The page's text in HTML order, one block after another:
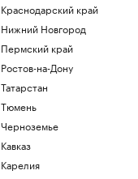
Краснодарский край
Нижний Новгород
Пермский край
Ростов-на-Дону
Татарстан
Тюмень
Черноземье
Кавказ
Карелия